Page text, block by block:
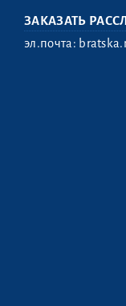
ЗАКАЗАТЬ
эл.почта: